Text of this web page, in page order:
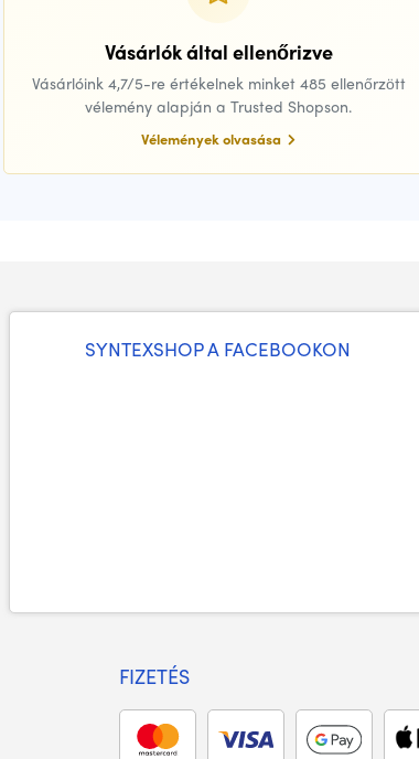
Vásárlók által ellenőrizve
Vásárlóink 4,7/5-re értékelnek minket 485 ellenőrzött
vélemény alapján a Trusted Shopson.
Vélemények olvasása
SYNTEXSHOP A FACEBOOKON
FIZETÉS